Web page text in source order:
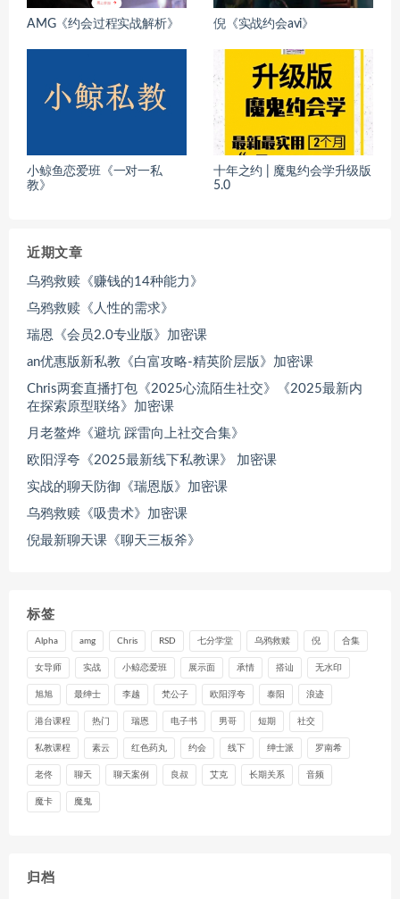
AMG《约会过程实战解析》 倪《实战约会avi》
小鲸鱼恋爱班《一对一私
教》
十年之约 | 魔鬼约会学升级版
5.0
近期文章
乌鸦救赎《赚钱的14种能力》
乌鸦救赎《人性的需求》
瑞恩《会员2.0专业版》加密课
an优惠版新私教《白富攻略-精英阶层版》加密课
Chris两套直播打包《2025心流陌生社交》《2025最新内
在探索原型联络》加密课
月老鳌烨《避坑 踩雷向上社交合集》
欧阳浮夸《2025最新线下私教课》 加密课
实战的聊天防御《瑞恩版》加密课
乌鸦救赎《吸贵术》加密课
倪最新聊天课《聊天三板斧》
标签
Alpha amg Chris RSD 七分学堂 乌鸦救赎 倪 合集
女导师 实战 小鲸恋爱班 展示面 承情 搭讪 无水印
旭旭 最绅士 李越 梵公子 欧阳浮夸 泰阳 浪迹
港台课程 热门 瑞恩 电子书 男哥 短期 社交
私教课程 素云 红色药丸 约会 线下 绅士派 罗南希
老佟 聊天 聊天案例 良叔 艾克 长期关系 音频
魔卡 魔鬼
归档